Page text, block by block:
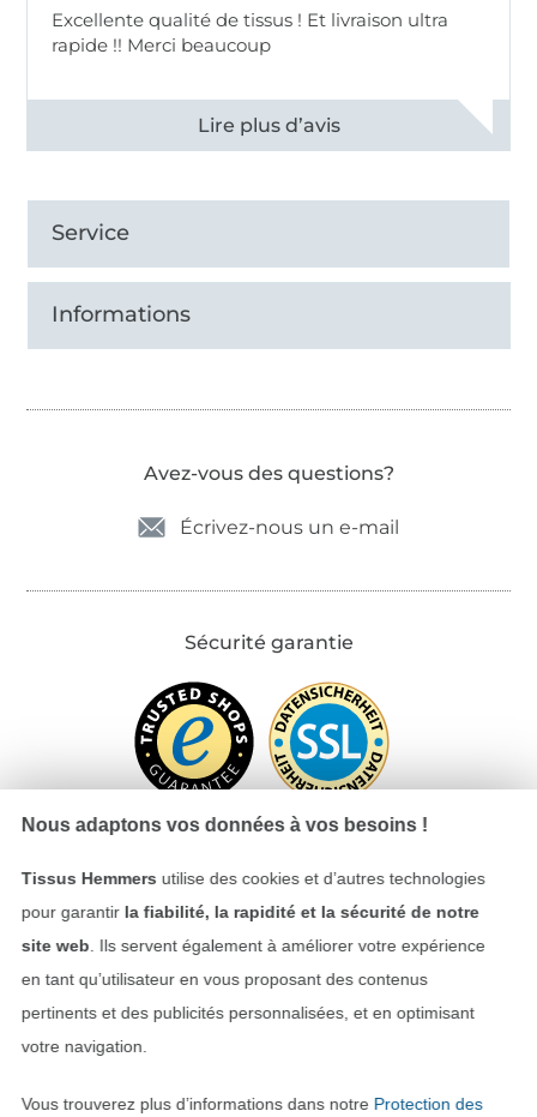
Excellente qualité de tissus ! Et livraison ultra
rapide !! Merci beaucoup
Voir tous les 11496 commentaires
Service
Informations
Avez-vous des questions?
Écrivez-nous un e-mail
Sécurité garantie
Payer avec
Nous adaptons vos données à vos besoins !
Tissus Hemmers utilise des cookies et d’autres technologies
pour garantir la fiabilité, la rapidité et la sécurité de notre
site web . Ils servent également à améliorer votre expérience
en tant qu’utilisateur en vous proposant des contenus
pertinents et des publicités personnalisées, et en optimisant
votre navigation.
Vous trouverez plus d’informations dans notre Protection des